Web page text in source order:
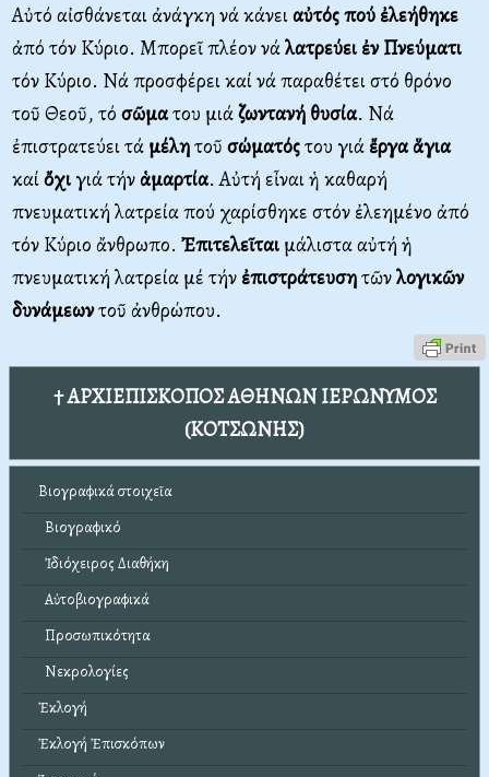
Αὐτό αἰσθάνεται ἀνάγκη νά κάνειαὐτός πού ἐλεήθηκε
ἀπό τόν Κύριο. Μπορεῖ πλέον νάλατρεύει ἐν Πνεύματι
τόν Κύριο. Νά προσφέρει καί νά παραθέτει στό θρόνο
τοῦ Θεοῦ, τό σῶματου μιάζωντανή θυσία. Νά
ἐπιστρατεύει τά μέλητοῦ σώματόςτου γιά ἔργα ἅγια
καίὄχιγιά τήν ἁμαρτία. Αὐτή εἶναι ἡ καθαρή
πνευματική λατρεία πού χαρίσθηκε στόν ἐλεημένο ἀπό
τόν Κύριο ἄνθρωπο. Ἐπιτελεῖται μάλιστα αὐτή ἡ
πνευματική λατρεία μέ τήν ἐπιστράτευσητῶνλογικῶν
δυνάμεωντοῦ ἀνθρώπου.
† ΑΡΧΙΕΠΙΣΚΟΠΟΣ ΑΘΗΝΩΝ ΙΕΡΩΝΥΜΟΣ
(ΚΟΤΣΩΝΗΣ)
Βιογραφικά στοιχεῖα
Βιογραφικό
Ἰδιόχειρος Διαθήκη
Αὐτοβιογραφικά
Προσωπικότητα
Νεκρολογίες
Ἐκλογή
Ἐκλογή Ἐπισκόπων